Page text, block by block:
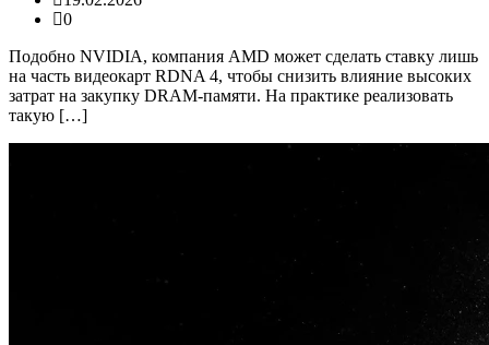
0
Подобно NVIDIA, компания AMD может сделать ставку лишь
на часть видеокарт RDNA 4, чтобы снизить влияние высоких
затрат на закупку DRAM-памяти. На практике реализовать
такую […]